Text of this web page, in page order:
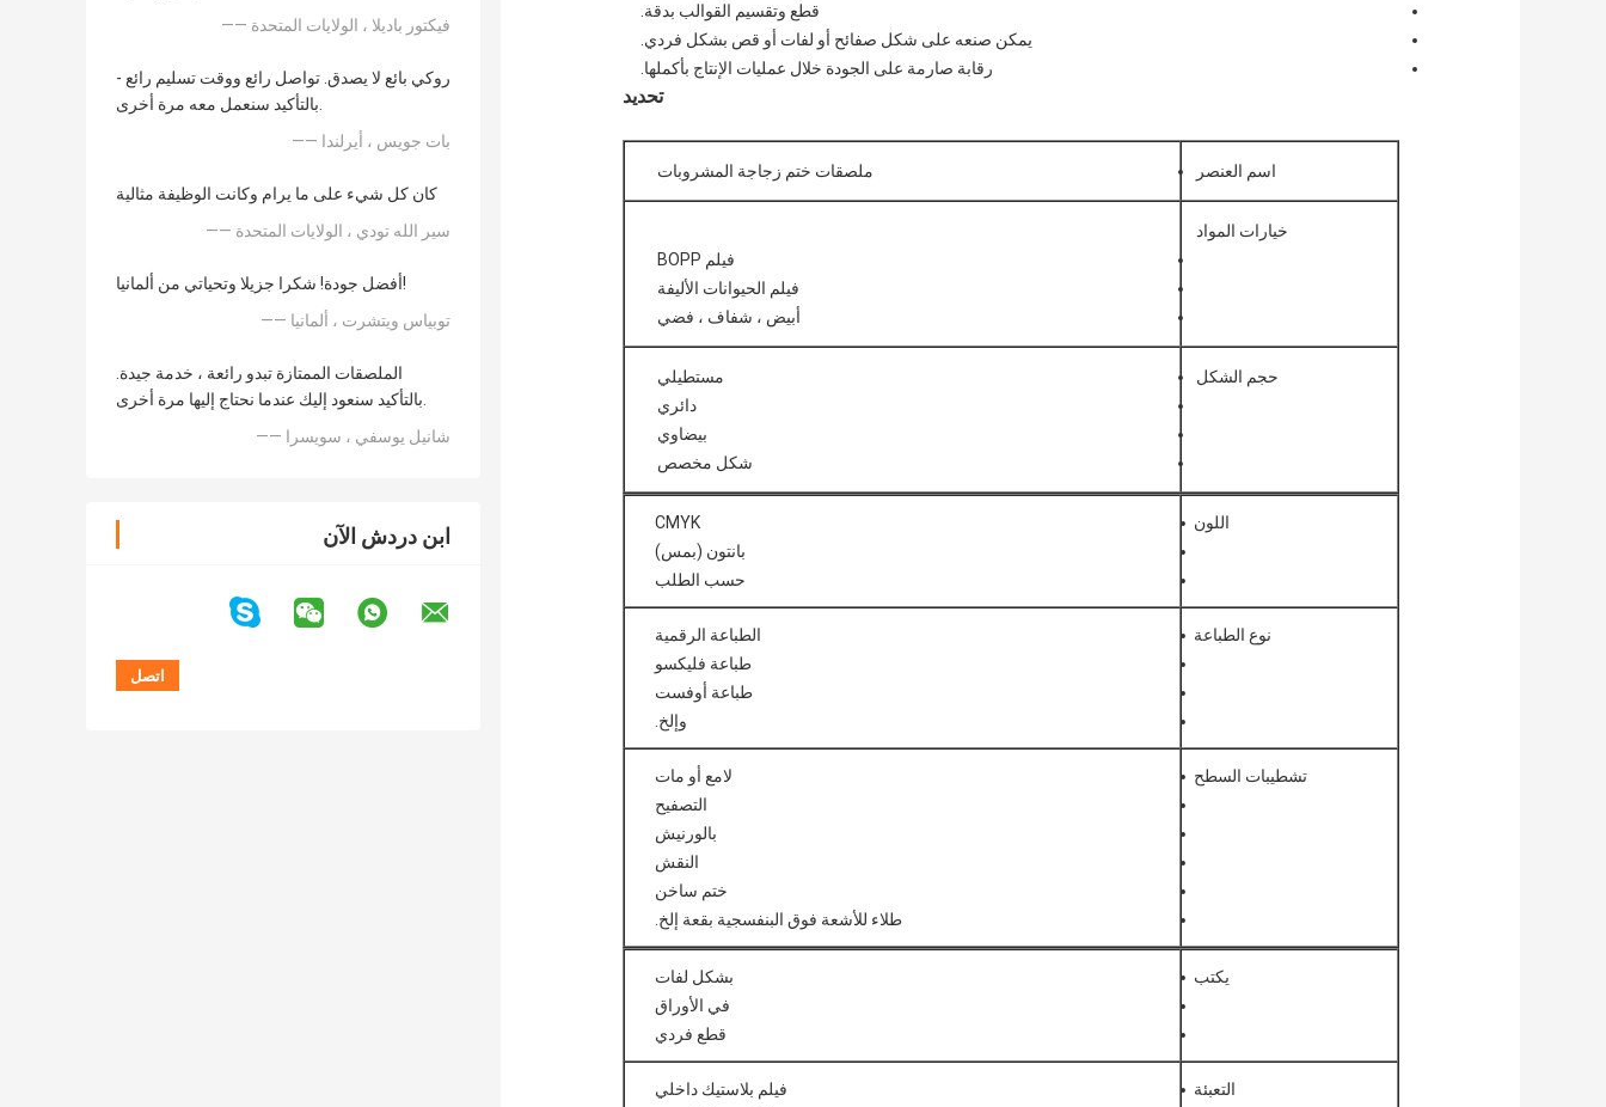
—— فيكتور باديلا ، الولايات المتحدة
روكي بائع لا يصدق. تواصل رائع ووقت تسليم رائع -
بالتأكيد سنعمل معه مرة أخرى.
—— بات جويس ، أيرلندا
كان كل شيء على ما يرام وكانت الوظيفة مثالية
—— سير الله تودي ، الولايات المتحدة
أفضل جودة! شكرا جزيلا وتحياتي من ألمانيا!
—— توبياس ويتشرت ، ألمانيا
الملصقات الممتازة تبدو رائعة ، خدمة جيدة.
بالتأكيد سنعود إليك عندما نحتاج إليها مرة أخرى.
—— شانيل يوسفي ، سويسرا
ابن دردش الآن
قطع وتقسيم القوالب بدقة.
يمكن صنعه على شكل صفائح أو لفات أو قص بشكل فردي.
رقابة صارمة على الجودة خلال عمليات الإنتاج بأكملها.
تحديد
اسم العنصر ملصقات ختم زجاجة المشروبات
خيارات المواد
فيلم BOPP
فيلم الحيوانات الأليفة
أبيض ، شفاف ، فضي
حجم الشكل
مستطيلي
دائري
بيضاوي
شكل مخصص
اللون
CMYK
بانتون (بمس)
حسب الطلب
نوع الطباعة
الطباعة الرقمية
طباعة فليكسو
طباعة أوفست
وإلخ.
تشطيبات السطح
لامع أو مات
التصفيح
بالورنيش
النقش
ختم ساخن
طلاء للأشعة فوق البنفسجية بقعة إلخ.
يكتب
بشكل لفات
في الأوراق
قطع فردي
التعبئة
فيلم بلاستيك داخلي